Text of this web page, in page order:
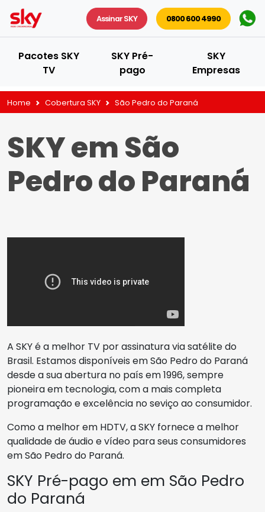
Assinar SKY 0800 600 4990
Pacotes SKY
TV
SKY Pré-
pago
SKY
Empresas
Home Cobertura SKY São Pedro do Paraná
SKY em São
Pedro do Paraná
A SKY é a melhor TV por assinatura via satélite do
Brasil. Estamos disponíveis em São Pedro do Paraná
desde a sua abertura no país em 1996, sempre
pioneira em tecnologia, com a mais completa
programação e excelência no seviço ao consumidor.
Como a melhor em HDTV, a SKY fornece a melhor
qualidade de áudio e vídeo para seus consumidores
em São Pedro do Paraná.
SKY Pré-pago em em São Pedro
do Paraná